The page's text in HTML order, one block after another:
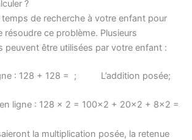
?
temps de recherche à votre enfant pour
résoudre ce problème. Plusieurs
peuvent être utilisées par votre enfant :
: 128 + 128 = ; L’addition posée;
ligne : 128 x 2 = 100×2 + 20×2 + 8×2 =
la multiplication posée, la retenue